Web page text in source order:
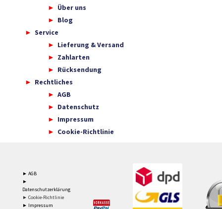
Über uns
Blog
Service
Lieferung & Versand
Zahlarten
Rücksendung
Rechtliches
AGB
Datenschutz
Impressum
Cookie-Richtlinie
► AGB
►
Datenschutzerklärung
► Cookie-Richtlinie
► Impressum